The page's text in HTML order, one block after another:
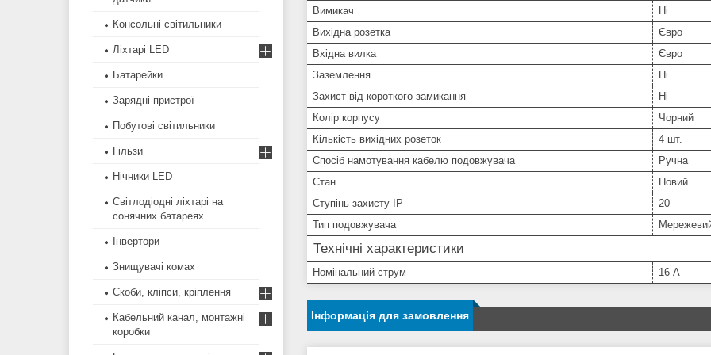
Вимикач
Ні
Вихідна розетка
Євро
Вхідна вилка
Євро
Заземлення
Ні
Захист від короткого замикання
Ні
Колір корпусу
Чорний
Кількість вихідних розеток
4 шт.
Спосіб намотування кабелю подовжувача
Ручна
Стан
Новий
Ступінь захисту IP
20
Тип подовжувача
Технічні характеристики
Номінальний струм 16 А
Інформація для замовлення
Консольні світильники
Ліхтарі LED
Батарейки
Зарядні пристрої
Побутові світильники
Гільзи
Нічники LED
Світлодіодні ліхтарі на
сонячних батареях
Інвертори
Знищувачі комах
Скоби, кліпси, кріплення
Кабельний канал, монтажні
коробки